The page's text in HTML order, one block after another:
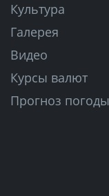
Культура
Галерея
Видео
Курсы валют
Прогноз погоды